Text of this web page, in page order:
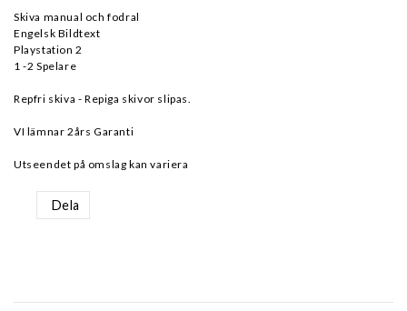
Skiva manual och fodral
Engelsk Bildtext
Playstation 2
1 -2 Spelare
Repfri skiva - Repiga skivor slipas.
VI lämnar 2års Garanti
Utseendet på omslag kan variera
Dela